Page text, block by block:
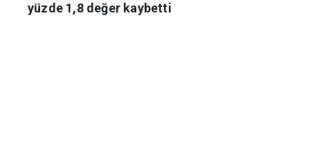
yüzde 1,8 değer kaybetti